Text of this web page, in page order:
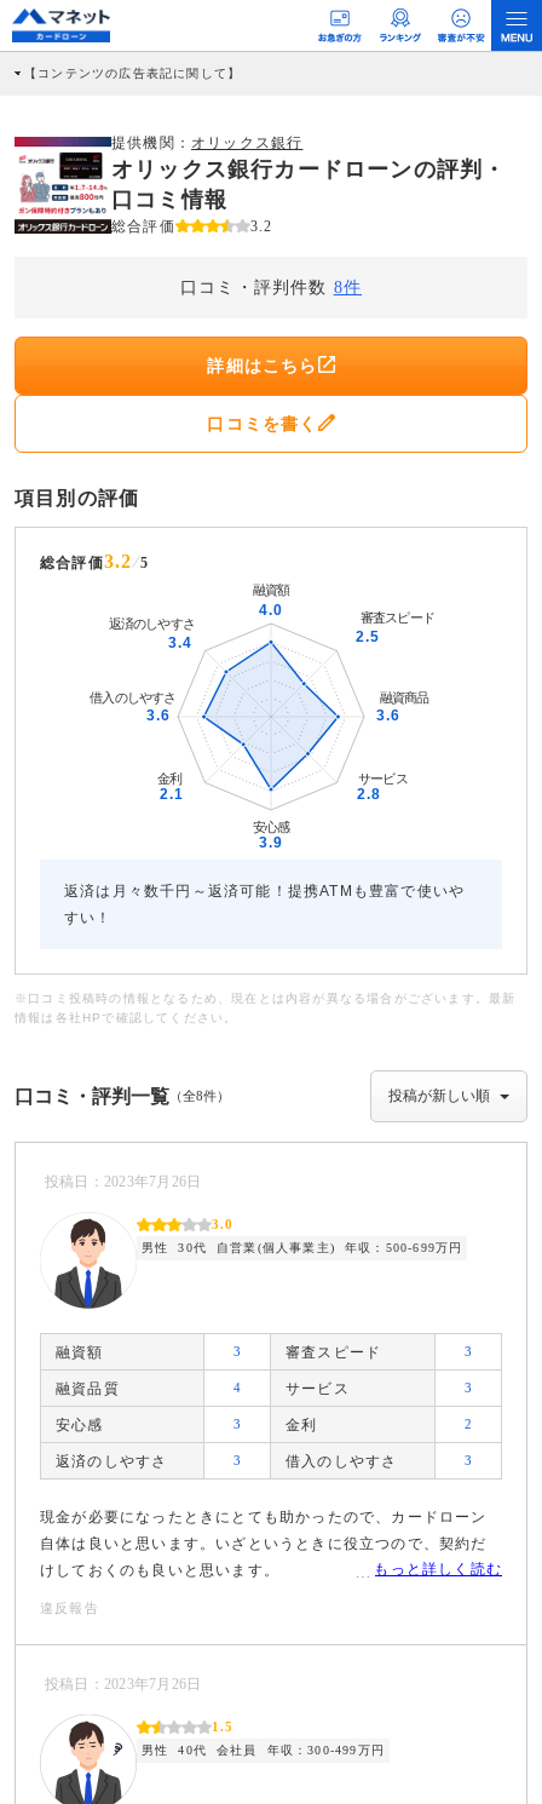
【コンテンツの広告表記に関して】
商品を根拠なくPRするものではなく、当編集部の調査／ユーザーへの口コミ収集な
どに基づき、公平性を担保した情報提供を行っています。
>提携企業一覧
提供機関： オリックス銀行
オリックス銀行カードローンの評判・
口コミ情報
総合評価 3.2
口コミ・評判件数 8件
詳細はこちら
口コミを書く
項目別の評価
総合評価3.2 5
返済は月々数千円～返済可能！提携ATMも豊富で使いや
すい！
※口コミ投稿時の情報となるため、現在とは内容が異なる場合がございます。最新
情報は各社HPで確認してください。
口コミ・評判一覧 （全8件）
投稿日：2023年7月26日
3.0
男性 30代 自営業(個人事業主) 年収：500-699万円
融資額 3 審査スピード 3
融資品質 4 サービス 3
安心感 3 金利 2
返済のしやすさ 3 借入のしやすさ 3
現金が必要になったときにとても助かったので、カードローン
自体は良いと思います。いざというときに役立つので、契約だ
けしておくのも良いと思います。
もっと詳しく読む
違反報告
投稿日：2023年7月26日
1.5
男性 40代 会社員 年収：300-499万円